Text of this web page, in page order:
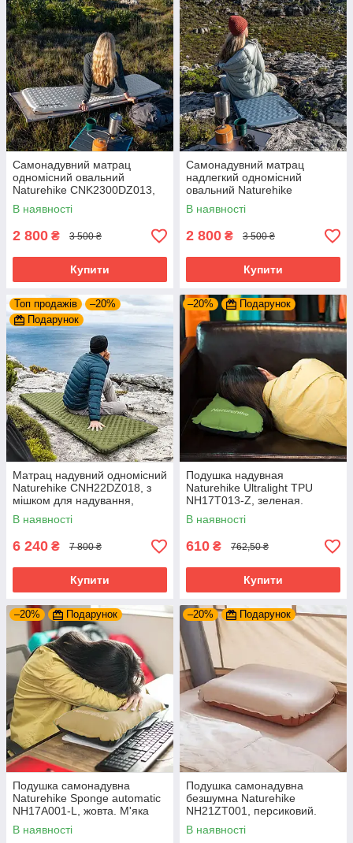
Самонадувний матрац
одномісний овальний
Naturehike CNK2300DZ013,
35 мм, світло-сірий. Матрац
для одного
В наявності
2 800 ₴ 3 500 ₴
Купити
Самонадувний матрац
надлегкий одномісний
овальний Naturehike
CNK2300DZ013,35 мм,
блакитний. Матрац для
В наявності
2 800 ₴ 3 500 ₴
Купити
Топ продажів
–20%
Подарунок
Матрац надувний одномісний
Naturehike CNH22DZ018, з
мішком для надування,
зелений 183 см. Матрац для
одного
В наявності
6 240 ₴ 7 800 ₴
Купити
–20% Подарунок
Подушка надувная
Naturehike Ultralight TPU
NH17T013-Z, зеленая.
Мягкая подушка для дома,
туризма, кемпинга
В наявності
610 ₴ 762,50 ₴
Купити
–20% Подарунок
Подушка самонадувна
Naturehike Sponge automatic
NH17A001-L, жовта. М'яка
надувна подушка для дому,
туризму
В наявності
–20% Подарунок
Подушка самонадувна
безшумна Naturehike
NH21ZT001, персиковий.
М'яка надувна подушка для
дому, туризму
В наявності